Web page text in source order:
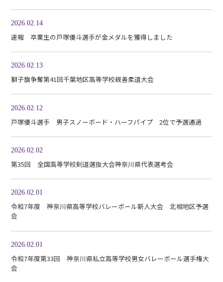
2026.02.14
速報 卒業生の戸塚優斗選手が金メダルを獲得しました
2026.02.13
獅子旗争奪第41回千葉地区高等学校親善柔道大会
2026.02.12
戸塚優斗選手 男子スノーボード・ハーフパイプ 2位で予選通過
2026.02.02
第35回 全国高等学校剣道選抜大会神奈川県代表選考会
2026.02.01
令和7年度 神奈川県高等学校バレーボール新人大会 北相地区予選
会
2026.02.01
令和7年度第33回 神奈川県私立高等学校男女バレーボール選手権大
会